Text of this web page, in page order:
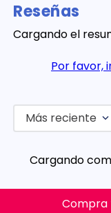
Reseñas
Cargando el
Por favor,
Más reciente
Cargando
Compra